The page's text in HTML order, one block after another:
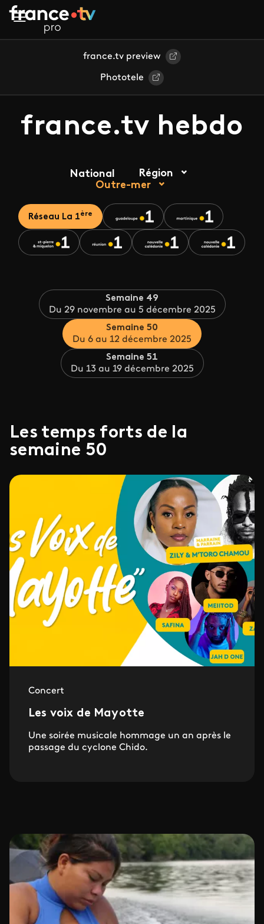
Aller au contenu principal
france.tv preview
Phototele
france.tv hebdo
National
Région
Outre-mer
Réseau La 1ère
Semaine 49
Du 29 novembre au 5 décembre 2025
Semaine 50
Du 6 au 12 décembre 2025
Semaine 51
Du 13 au 19 décembre 2025
Les temps forts de la
semaine 50
Concert
Les voix de Mayotte
Une soirée musicale hommage un an après le
passage du cyclone Chido.